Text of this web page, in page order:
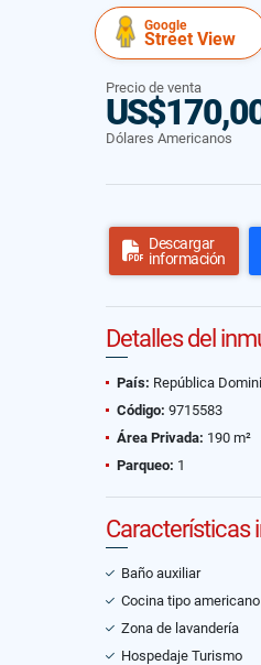
Google
Street View
Precio de venta
Dólares Americanos
Descargar
información
Detalles del
País: República
Código: 9715583
Área Privada: 190 m²
Parqueo: 1
Características
Baño auxiliar
Cocina tipo americano
Zona de lavandería
Hospedaje Turismo